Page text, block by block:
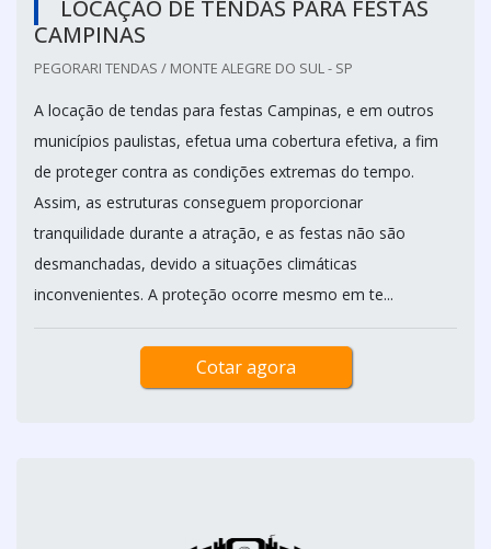
LOCAÇÃO DE TENDAS PARA FESTAS
CAMPINAS
PEGORARI TENDAS / MONTE ALEGRE DO SUL - SP
A locação de tendas para festas Campinas, e em outros
municípios paulistas, efetua uma cobertura efetiva, a fim
de proteger contra as condições extremas do tempo.
Assim, as estruturas conseguem proporcionar
tranquilidade durante a atração, e as festas não são
desmanchadas, devido a situações climáticas
inconvenientes. A proteção ocorre mesmo em te...
Cotar agora